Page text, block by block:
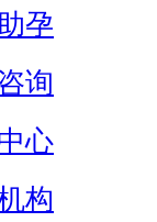
孕
询
心
构